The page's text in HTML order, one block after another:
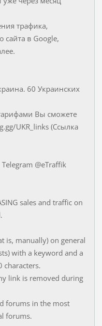
трафика,
в Google,
60 Украинских
Вы сможете
UKR_links (Ссылка
@eTraffik
sales and traffic on
is, manually) on general
with a keyword and a
characters.
link is removed during
forums in the most
forums.